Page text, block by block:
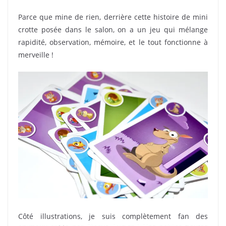
Parce que mine de rien, derrière cette histoire de mini
crotte posée dans le salon, on a un jeu qui mélange
rapidité, observation, mémoire, et le tout fonctionne à
merveille !
Côté illustrations, je suis complètement fan des